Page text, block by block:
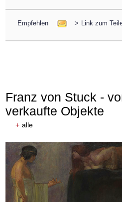
Empfehlen > Link zum
Franz von Stuck -
verkaufte Objekte
+ alle